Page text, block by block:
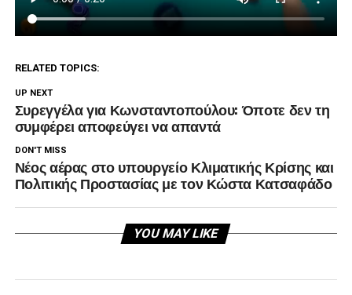
RELATED TOPICS:
UP NEXT
Συρεγγέλα για Κωνσταντοπούλου: Όποτε δεν τη
συμφέρει αποφεύγει να απαντά
DON'T MISS
Νέος αέρας στο υπουργείο Κλιματικής Κρίσης και
Πολιτικής Προστασίας με τον Κώστα Κατσαφάδο
YOU MAY LIKE